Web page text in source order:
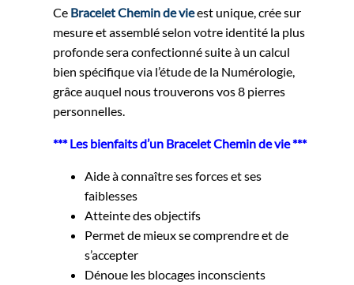
Ce Bracelet Chemin de vieest unique, crée sur
mesure et assemblé selon votre identité la plus
profonde sera confectionné suite à un calcul
bien spécifique via l’étude de la Numérologie,
grâce auquel nous trouverons vos 8 pierres
personnelles.
*** Les bienfaits d’un Bracelet Chemin de vie ***
Aide à connaître ses forces et ses
faiblesses
Atteinte des objectifs
Permet de mieux se comprendre et de
s’accepter
Dénoue les blocages inconscients